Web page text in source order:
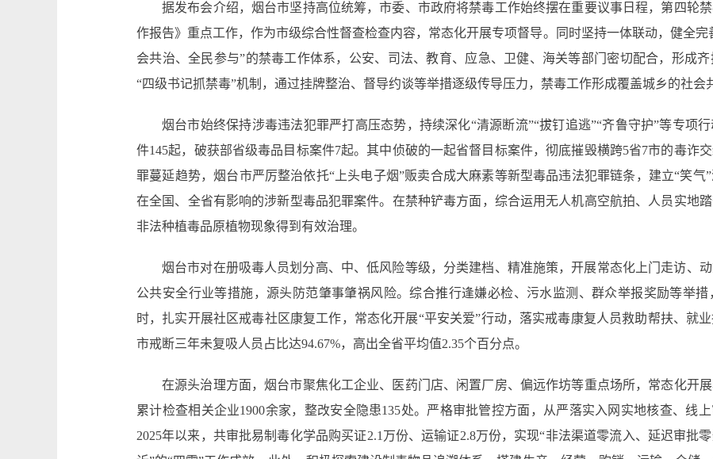
据发布会介绍，烟台市坚持高位统筹，市委、市政府将禁毒工作始终摆在重要议事日程，第四轮
作报告》重点工作，作为市级综合性督查检查内容，常态化开展专项督导。同时坚持一体联动，健全
会共治、全民参与”的禁毒工作体系，公安、司法、教育、应急、卫健、海关等部门密切配合，形成
“四级书记抓禁毒”机制，通过挂牌整治、督导约谈等举措逐级传导压力，禁毒工作形成覆盖城乡的社会
烟台市始终保持涉毒违法犯罪严打高压态势，持续深化“清源断流”“拔钉追逃”“齐鲁守护”等专项
件145起，破获部省级毒品目标案件7起。其中侦破的一起省督目标案件，彻底摧毁横跨5省7市的毒诈
罪蔓延趋势，烟台市严厉整治依托“上头电子烟”贩卖合成大麻素等新型毒品违法犯罪链条，建立“笑
在全国、全省有影响的涉新型毒品犯罪案件。在禁种铲毒方面，综合运用无人机高空航拍、人员实地
非法种植毒品原植物现象得到有效治理。
烟台市对在册吸毒人员划分高、中、低风险等级，分类建档、精准施策，开展常态化上门走访、
公共安全行业等措施，源头防范肇事肇祸风险。综合推行逢嫌必检、污水监测、群众举报奖励等举
时，扎实开展社区戒毒社区康复工作，常态化开展“平安关爱”行动，落实戒毒康复人员救助帮扶、就
市戒断三年未复吸人员占比达94.67%，高出全省平均值2.35个百分点。
在源头治理方面，烟台市聚焦化工企业、医药门店、闲置厂房、偏远作坊等重点场所，常态化开展
累计检查相关企业1900余家，整改安全隐患135处。严格审批管控方面，从严落实入网实地核查、线
2025年以来，共审批易制毒化学品购买证2.1万份、运输证2.8万份，实现“非法渠道零流入、延迟审批